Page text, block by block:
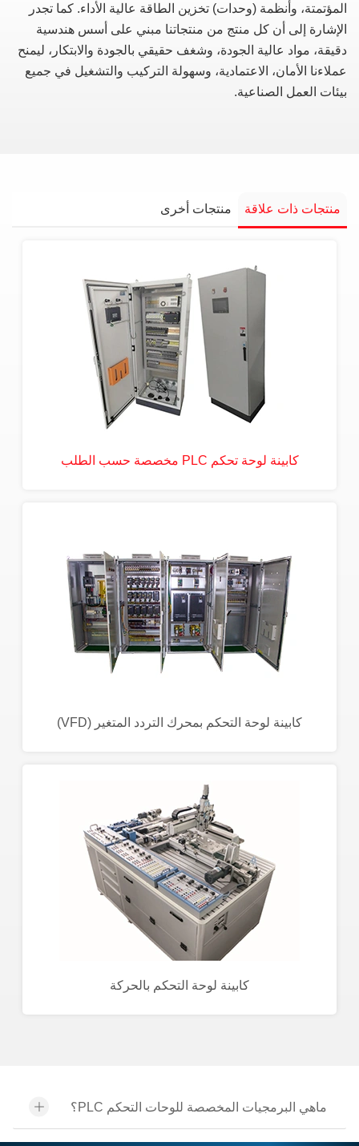
المؤتمتة، وأنظمة (وحدات) تخزين الطاقة عالية الأداء. كما تجدر
الإشارة إلى أن كل منتج من منتجاتنا مبني على أسس هندسية
دقيقة، مواد عالية الجودة، وشغف حقيقي بالجودة والابتكار، ليمنح
عملاءنا الأمان، الاعتمادية، وسهولة التركيب والتشغيل في جميع
بيئات العمل الصناعية.
منتجات ذات علاقة منتجات أخرى
كابينة لوحة تحكم PLC مخصصة حسب الطلب
كابينة لوحة التحكم بمحرك التردد المتغير (VFD)
كابينة لوحة التحكم بالحركة
ماهي البرمجيات المخصصة للوحات التحكم PLC؟